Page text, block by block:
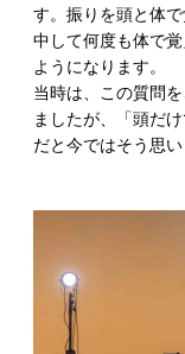
す。振りを頭と体
中して何度も体で
ようになります。
当時は、この質問
ましたが、「頭だ
だと今ではそう思い